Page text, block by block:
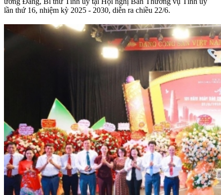
lần thứ 16, nhiệm kỳ 2025 - 2030, diễn ra chiều 22/6.